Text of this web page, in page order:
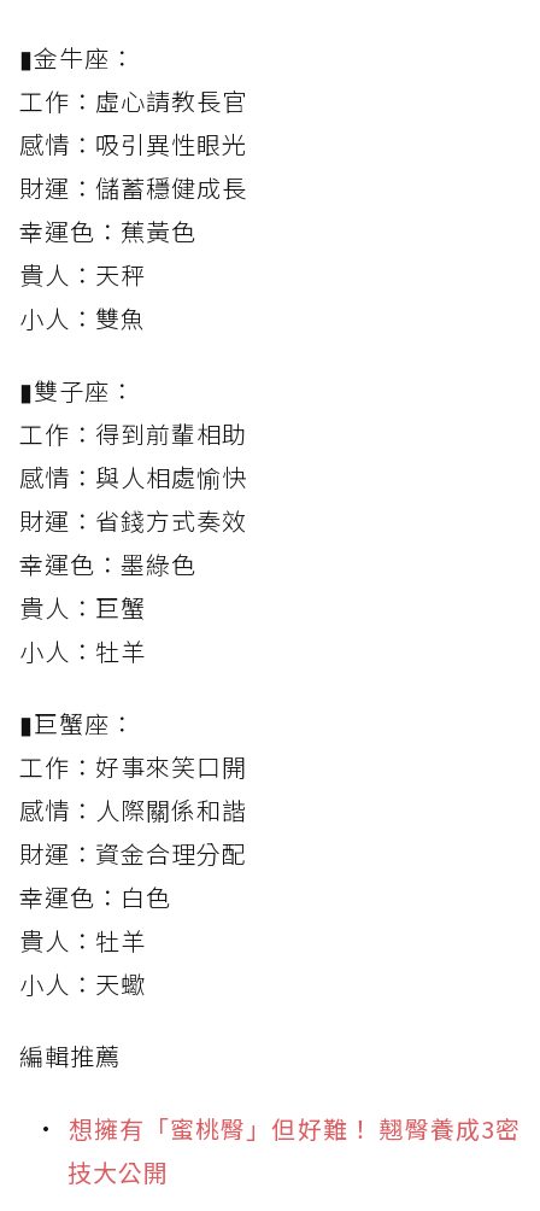
▮金牛座：
工作：虛心請教長官
感情：吸引異性眼光
財運：儲蓄穩健成長
幸運色：蕉黃色
貴人：天秤
小人：雙魚
▮雙子座：
工作：得到前輩相助
感情：與人相處愉快
財運：省錢方式奏效
幸運色：墨綠色
貴人：巨蟹
小人：牡羊
▮巨蟹座：
工作：好事來笑口開
感情：人際關係和諧
財運：資金合理分配
幸運色：白色
貴人：牡羊
小人：天蠍
編輯推薦
想擁有「蜜桃臀」但好難！ 翹臀養成3密
技大公開